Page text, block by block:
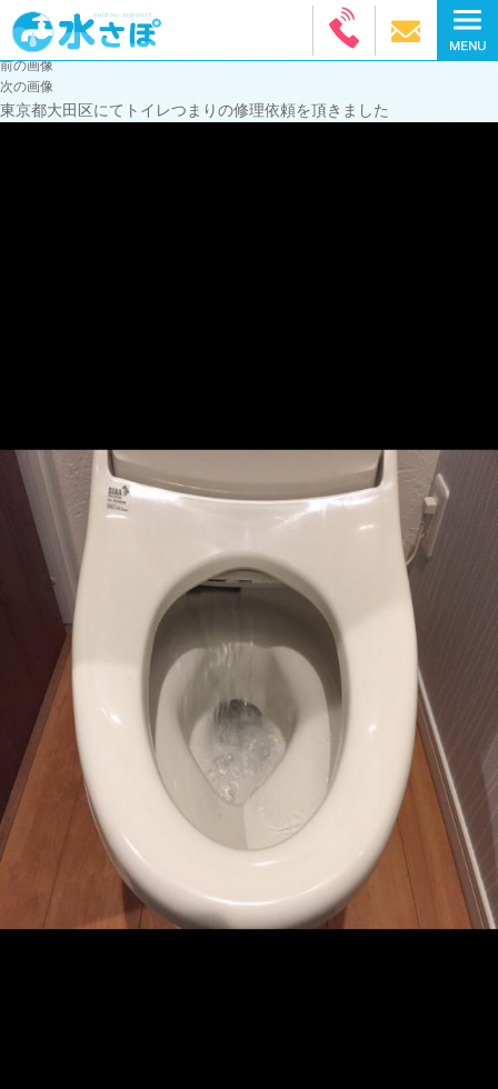
前の画像
次の画像
東京都大田区にてトイレつまりの修理依頼を頂きました